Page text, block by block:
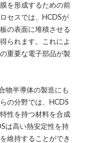
を形成するための前
セスでは、HCDSが
の表面に堆積させる
られます。これによ
重要な電子部品が製
物半導体の製造にも
の分野では、HCDS
性を持つ材料を合成
は高い熱安定性を持
維持することができ